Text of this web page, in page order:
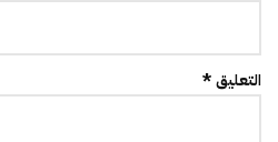
التعليق *